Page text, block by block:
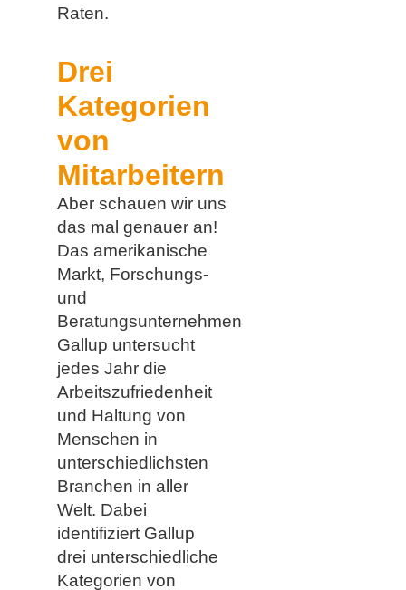
Raten.
Drei
Kategorien
von
Mitarbeitern
Aber schauen wir uns
das mal genauer an!
Das amerikanische
Markt, Forschungs-
und
Beratungsunternehmen
Gallup untersucht
jedes Jahr die
Arbeitszufriedenheit
und Haltung von
Menschen in
unterschiedlichsten
Branchen in aller
Welt. Dabei
identifiziert Gallup
drei unterschiedliche
Kategorien von